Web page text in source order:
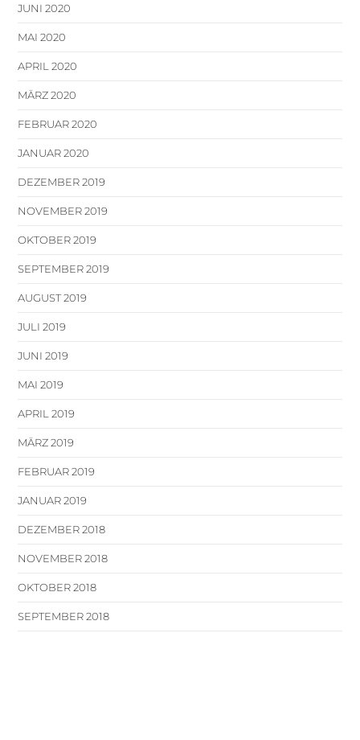
JUNI 2020
MAI 2020
APRIL 2020
MÄRZ 2020
FEBRUAR 2020
JANUAR 2020
DEZEMBER 2019
NOVEMBER 2019
OKTOBER 2019
SEPTEMBER 2019
AUGUST 2019
JULI 2019
JUNI 2019
MAI 2019
APRIL 2019
MÄRZ 2019
FEBRUAR 2019
JANUAR 2019
DEZEMBER 2018
NOVEMBER 2018
OKTOBER 2018
SEPTEMBER 2018